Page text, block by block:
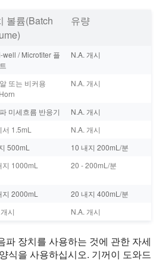
볼륨(Batch
유량
well / Microtiter 플
N.A. 개시
또는 비커용
N.A. 개시
미세흐름 반응기
N.A. 개시
1.5mL
N.A. 개시
500mL
10 내지 200mL/분
지 1000mL 20 - 200mL/분
지 2000mL
20 내지 400mL/분
시 N.A. 개시
파 장치를 사용하는 것에 관한 자세
식을 사용하십시오. 기꺼이 도와드